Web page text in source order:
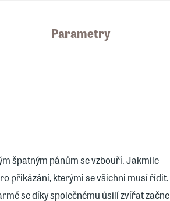
Parametry
špatným pánům se vzbouří. Jakmile
přikázání, kterými se všichni musí řídit.
se díky společnému úsilí zvířat začne